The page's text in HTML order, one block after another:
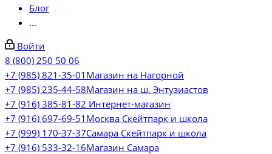
Блог
...
Войти
8 (800) 250 50 06
+7 (985) 821-35-01 Магазин на Нагорной
+7 (985) 235-44-58Магазин на ш. Энтузиастов
+7 (916) 385-81-82 Интернет-магазин
+7 (916) 697-69-51 Москва Скейтпарк и школа
+7 (999) 170-37-37Самара Скейтпарк и школа
+7 (916) 533-32-16Магазин Самара